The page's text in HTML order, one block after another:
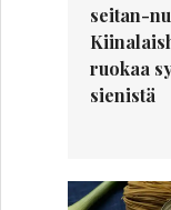
seitan-
ruokaa
sienistä